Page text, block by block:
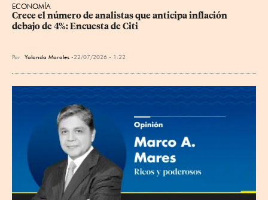
ECONOMÍA
Crece el número de analistas que anticipa inflación
debajo de 4%: Encuesta de Citi
Por Yolanda Morales 22/07/2026 - 1:22